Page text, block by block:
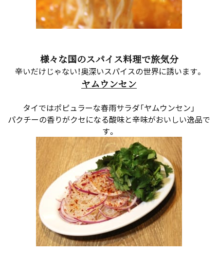
様々な国のスパイス料理で旅気分
辛いだけじゃない！奥深いスパイスの世界に誘います。
ヤムウンセン
タイではポピュラーな春雨サラダ「ヤムウンセン」
パクチーの香りがクセになる酸味と辛味がおいしい逸品で
す。